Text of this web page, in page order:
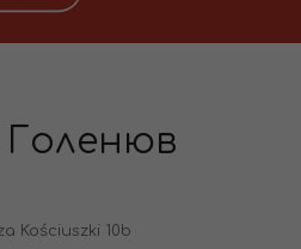
Kościuszki 10b